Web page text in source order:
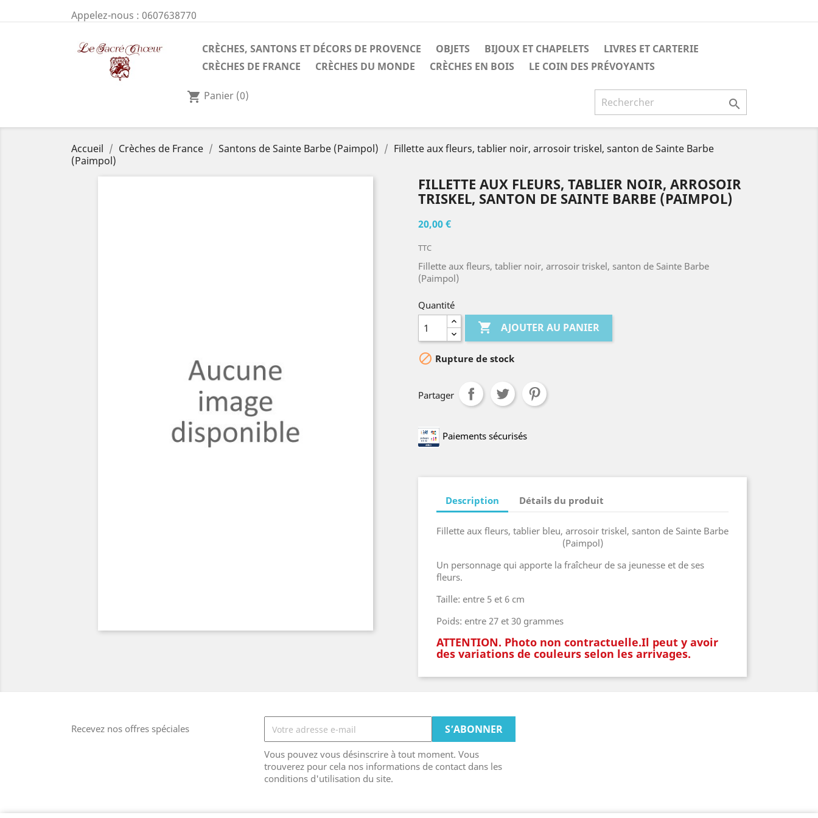
Appelez-nous : 0607638770
CRÈCHES, SANTONS ET DÉCORS DE PROVENCE OBJETS BIJOUX ET CHAPELETS
LIVRES ET CARTERIE
CRÈCHES DE FRANCE
CRÈCHES DU MONDE CRÈCHES EN BOIS LE COIN DES PRÉVOYANTS

shopping_cart Panier (0)
Accueil Crèches de France Santons de Sainte Barbe (Paimpol)
Fillette aux fleurs, tablier noir, arrosoir triskel, santon de Sainte Barbe
(Paimpol)
FILLETTE AUX FLEURS, TABLIER NOIR, ARROSOIR
TRISKEL, SANTON DE SAINTE BARBE (PAIMPOL)
20,00 €
TTC
Fillette aux fleurs, tablier noir, arrosoir triskel, santon de Sainte Barbe
(Paimpol)
Quantité
 AJOUTER AU PANIER
 Rupture de stock
Partager
Paiements sécurisés
Description Détails du produit
Fillette aux fleurs, tablier bleu, arrosoir triskel, santon de Sainte Barbe
(Paimpol)
Un personnage qui apporte la fraîcheur de sa jeunesse et de ses
fleurs.
Taille: entre 5 et 6 cm
Poids: entre 27 et 30 grammes
ATTENTION. Photo non contractuelle.Il peut y avoir
des variations de couleurs selon les arrivages.
Recevez nos offres spéciales
Vous pouvez vous désinscrire à tout moment. Vous
trouverez pour cela nos informations de contact dans les
conditions d'utilisation du site.